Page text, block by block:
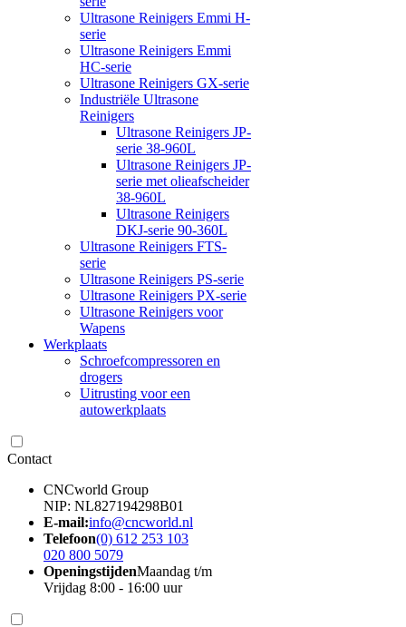
Ultrasone Reinigers Emmi H-
serie
Ultrasone Reinigers Emmi
HC-serie
Ultrasone Reinigers GX-serie
Industriële Ultrasone
Reinigers
Ultrasone Reinigers JP-
serie 38-960L
Ultrasone Reinigers JP-
serie met olieafscheider
38-960L
Ultrasone Reinigers
DKJ-serie 90-360L
Ultrasone Reinigers FTS-
serie
Ultrasone Reinigers PS-serie
Ultrasone Reinigers PX-serie
Ultrasone Reinigers voor
Wapens
Werkplaats
Schroefcompressoren en
drogers
Uitrusting voor een
autowerkplaats
Contact
CNCworld Group
NIP: NL827194298B01
E-mail:info@cncworld.nl
Telefoon(0) 612 253 103
020 800 5079
OpeningstijdenMaandag t/m
Vrijdag 8:00 - 16:00 uur